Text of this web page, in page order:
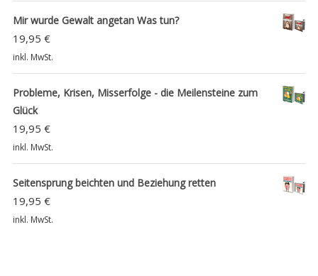
Mir wurde Gewalt angetan Was tun?
19,95 €
inkl. MwSt.
Probleme, Krisen, Misserfolge - die Meilensteine zum
Glück
19,95 €
inkl. MwSt.
Seitensprung beichten und Beziehung retten
19,95 €
inkl. MwSt.